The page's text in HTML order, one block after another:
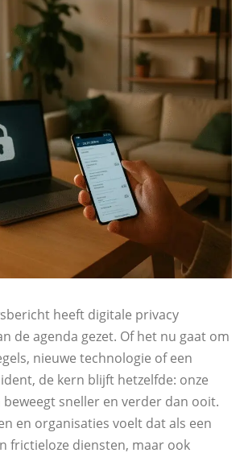
heeft digitale privacy
de agenda gezet. Of het nu gaat om
nieuwe technologie of een
de kern blijft hetzelfde: onze
sneller en verder dan ooit.
en organisaties voelt dat als een
frictieloze diensten, maar ook